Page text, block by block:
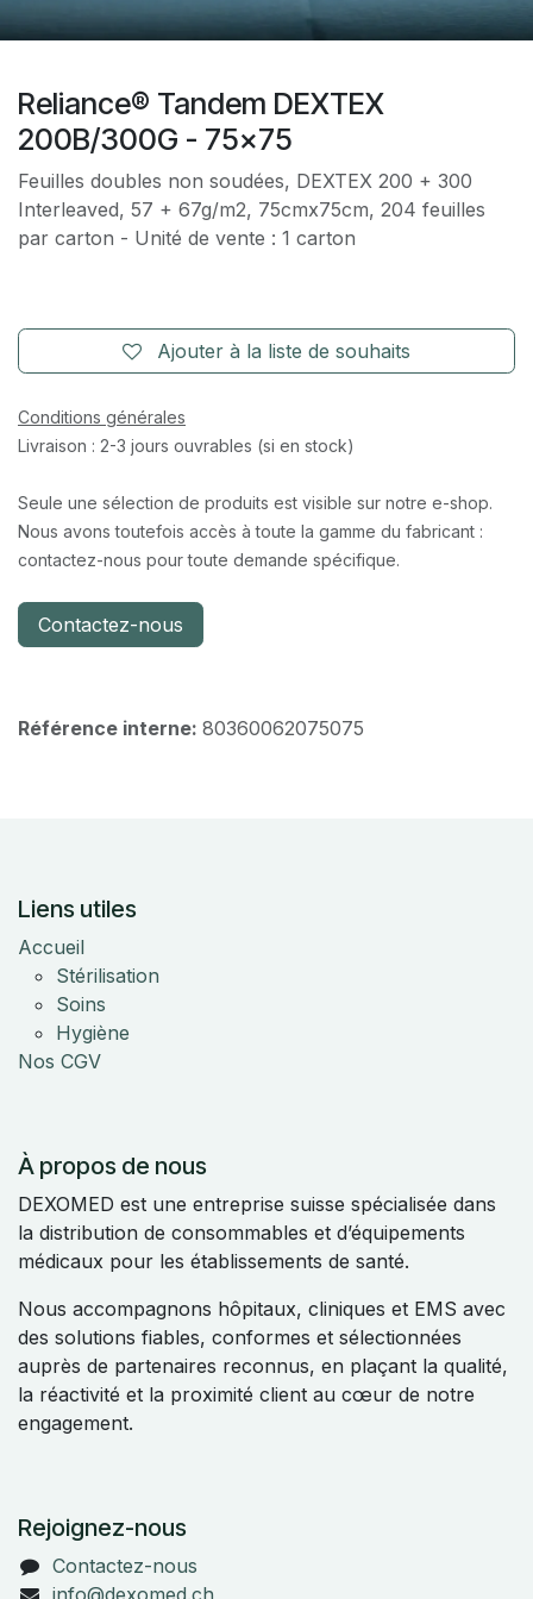
Reliance® Tandem DEXTEX
200B/300G - 75x75
Feuilles doubles non soudées, DEXTEX 200 + 300
Interleaved, 57 + 67g/m2, 75cmx75cm, 204 feuilles
par carton - Unité de vente : 1 carton
Ajouter à la liste de souhaits
Conditions générales
Livraison : 2-3 jours ouvrables (si en stock)
Seule une sélection de produits est visible sur notre e-shop.
Nous avons toutefois accès à toute la gamme du fabricant :
contactez-nous pour toute demande spécifique.
Contactez-nous
Référence interne: 80360062075075
Liens utiles
Accueil
Stérilisation
Soins
Hygiène
Nos CGV
À propos de nous
DEXOMED est une entreprise suisse spécialisée dans
la distribution de consommables et d’équipements
médicaux pour les établissements de santé.
Nous accompagnons hôpitaux, cliniques et EMS avec
des solutions fiables, conformes et sélectionnées
auprès de partenaires reconnus, en plaçant la qualité,
la réactivité et la proximité client au cœur de notre
engagement.
Rejoignez-nous
Contactez-nous